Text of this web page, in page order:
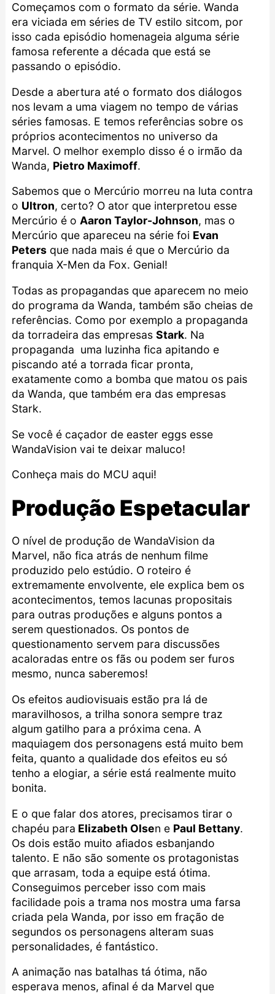
Começamos com o formato da série. Wanda
era viciada em séries de TV estilo sitcom, por
isso cada episódio homenageia alguma série
famosa referente a década que está se
passando o episódio.
Desde a abertura até o formato dos diálogos
nos levam a uma viagem no tempo de várias
séries famosas. E temos referências sobre os
próprios acontecimentos no universo da
Marvel. O melhor exemplo disso é o irmão da
Wanda, Pietro Maximoff.
Sabemos que o Mercúrio morreu na luta contra
o Ultron, certo? O ator que interpretou esse
Mercúrio é o Aaron Taylor-Johnson, mas o
Mercúrio que apareceu na série foi Evan
Petersque nada mais é que o Mercúrio da
franquia X-Men da Fox. Genial!
Todas as propagandas que aparecem no meio
do programa da Wanda, também são cheias de
referências. Como por exemplo a propaganda
da torradeira das empresas Stark. Na
propaganda uma luzinha fica apitando e
piscando até a torrada ficar pronta,
exatamente como a bomba que matou os pais
da Wanda, que também era das empresas
Stark.
Se você é caçador de easter eggs esse
WandaVision vai te deixar maluco!
Conheça mais do MCU aqui!
Produção Espetacular
O nível de produção de WandaVision da
Marvel, não fica atrás de nenhum filme
produzido pelo estúdio. O roteiro é
extremamente envolvente, ele explica bem os
acontecimentos, temos lacunas propositais
para outras produções e alguns pontos a
serem questionados. Os pontos de
questionamento servem para discussões
acaloradas entre os fãs ou podem ser furos
mesmo, nunca saberemos!
Os efeitos audiovisuais estão pra lá de
maravilhosos, a trilha sonora sempre traz
algum gatilho para a próxima cena. A
maquiagem dos personagens está muito bem
feita, quanto a qualidade dos efeitos eu só
tenho a elogiar, a série está realmente muito
bonita.
E o que falar dos atores, precisamos tirar o
chapéu para Elizabeth Olsen e Paul Bettany.
Os dois estão muito afiados esbanjando
talento. E não são somente os protagonistas
que arrasam, toda a equipe está ótima.
Conseguimos perceber isso com mais
facilidade pois a trama nos mostra uma farsa
criada pela Wanda, por isso em fração de
segundos os personagens alteram suas
personalidades, é fantástico.
A animação nas batalhas tá ótima, não
esperava menos, afinal é da Marvel que